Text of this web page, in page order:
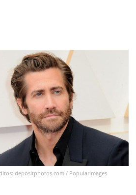
depositphotos.com / PopularImages